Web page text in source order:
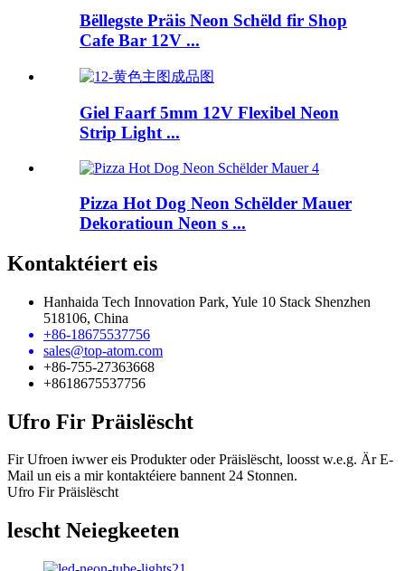
Bëllegste Präis Neon Schëld fir Shop
Cafe Bar 12V ...
Giel Faarf 5mm 12V Flexibel Neon
Strip Light ...
Pizza Hot Dog Neon Schëlder Mauer
Dekoratioun Neon s ...
Kontaktéiert eis
Hanhaida Tech Innovation Park, Yule 10 Stack Shenzhen
518106, China
+86-18675537756
sales@top-atom.com
+86-755-27363668
+8618675537756
Ufro Fir Präislëscht
Fir Ufroen iwwer eis Produkter oder Präislëscht, loosst w.e.g. Är E-
Mail un eis a mir kontaktéiere bannent 24 Stonnen.
Ufro Fir Präislëscht
lescht Neiegkeeten